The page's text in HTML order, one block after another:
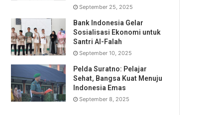
September 25, 2025
Bank Indonesia Gelar
Sosialisasi Ekonomi untuk
Santri Al-Falah
September 10, 2025
Pelda Suratno: Pelajar
Sehat, Bangsa Kuat Menuju
Indonesia Emas
September 8, 2025